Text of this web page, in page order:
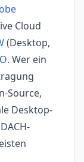
Cloud
(Desktop,
. Wer ein
Source,
Desktop-